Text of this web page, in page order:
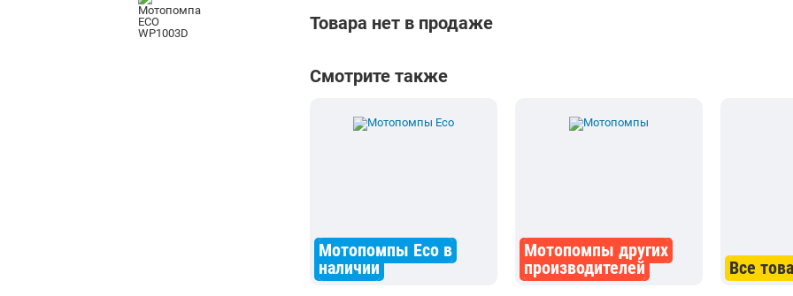
Товара нет в продаже
Смотрите также
Мотопомпы Eco в
наличии
Мотопомпы других
производителей
Все